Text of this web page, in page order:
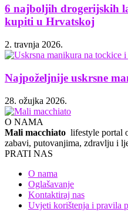
6 najboljih drogerijskih
kupiti u Hrvatskoj
2. travnja 2026.
Najpoželjnije uskrsne
28. ožujka 2026.
O NAMA
Mali macchiato lifestyle portal
zabavi, putovanjima, zdravlju i
PRATI NAS
O nama
Oglašavanje
Kontaktiraj nas
Uvjeti korištenja i pravila